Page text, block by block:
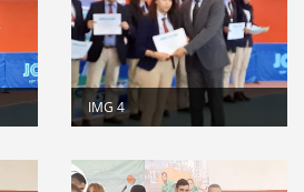
à la faculté des...Lire la suite
المرحلة الجهوية التأهيلية للبطولة...Lire la suite
IMG 4